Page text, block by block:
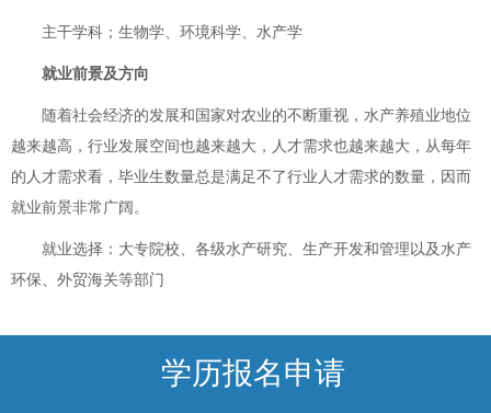
主干学科；生物学、环境科学、水产学
就业前景及方向
随着社会经济的发展和国家对农业的不断重视，水产养殖业地位
越来越高，行业发展空间也越来越大，人才需求也越来越大，从每年
的人才需求看，毕业生数量总是满足不了行业人才需求的数量，因而
就业前景非常广阔。
就业选择：大专院校、各级水产研究、生产开发和管理以及水产
环保、外贸海关等部门
学历报名申请